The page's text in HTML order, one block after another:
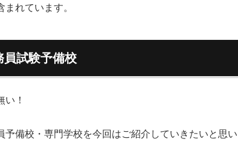
れています。
員試験予備校
！
予備校・専門学校を今回はご紹介していきたいと思い